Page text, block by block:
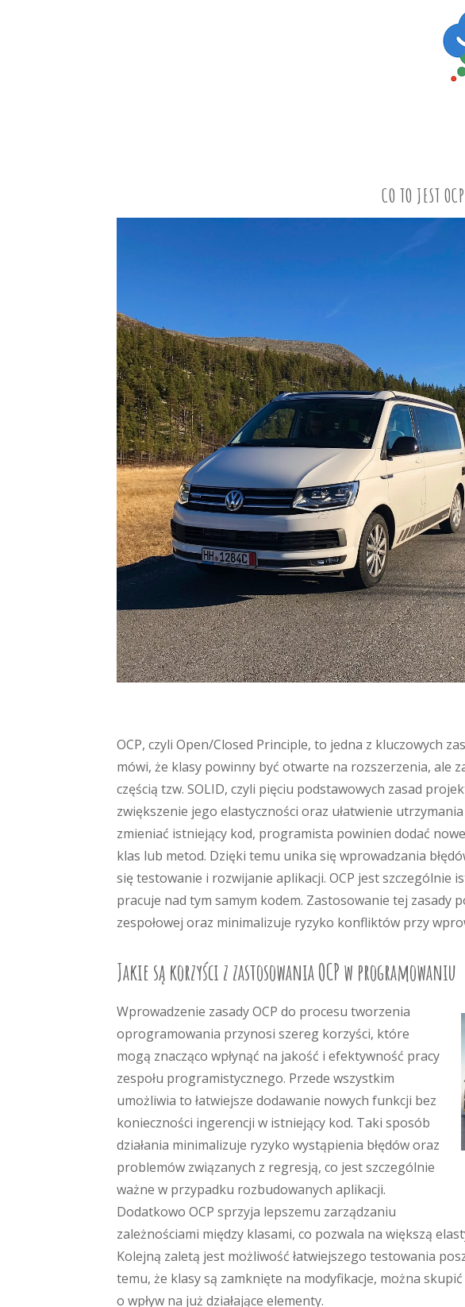
CO TO JEST
OCP, czyli Open/Closed Principle, to jedna z kluczowych
mówi, że klasy powinny być otwarte na rozszerzenia, ale
częścią tzw. SOLID, czyli pięciu podstawowych zasad
zwiększenie jego elastyczności oraz ułatwienie
zmieniać istniejący kod, programista powinien dodać
klas lub metod. Dzięki temu unika się wprowadzania
się testowanie i rozwijanie aplikacji. OCP jest szczególnie
pracuje nad tym samym kodem. Zastosowanie tej zasady
zespołowej oraz minimalizuje ryzyko konfliktów przy
Jakie są korzyści z zastosowania OCP w programowaniu
Wprowadzenie zasady OCP do procesu tworzenia
oprogramowania przynosi szereg korzyści, które
mogą znacząco wpłynąć na jakość i efektywność pracy
zespołu programistycznego. Przede wszystkim
umożliwia to łatwiejsze dodawanie nowych funkcji bez
konieczności ingerencji w istniejący kod. Taki sposób
działania minimalizuje ryzyko wystąpienia błędów oraz
problemów związanych z regresją, co jest szczególnie
ważne w przypadku rozbudowanych aplikacji.
Dodatkowo OCP sprzyja lepszemu zarządzaniu
zależnościami między klasami, co pozwala na większą
Kolejną zaletą jest możliwość łatwiejszego testowania
temu, że klasy są zamknięte na modyfikacje, można
o wpływ na już działające elementy.